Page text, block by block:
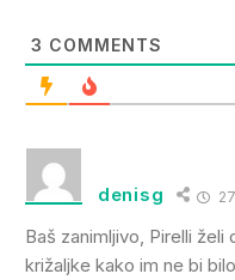
3 COMMENTS
denisg
Baš zanimljivo, Pirelli
križaljke kako im ne bi